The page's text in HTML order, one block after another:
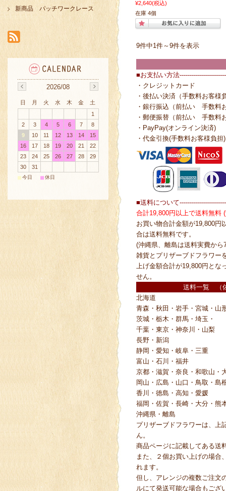
¥2,640(税込)
在庫 4個
9件中1件～9件を表示
■お支払い方法
・クレジットカード
・後払い決済（手数料お客様
・銀行振込（前払い 手数料
・郵便振替（前払い 手数料
・PayPay(オンライン決済)
・代金引換(手数料お客様負担)
■送料について
合計19,800円以上で送料無料
お買い物合計金額が19,800円
合は送料無料です。
(沖縄県、離島は送料実費から
雑貨とプリザーブドフラワー
上げ金額合計が19,800円とな
せん。
送料一覧 （
北海道
青森・秋田・岩手・宮城・山
茨城・栃木・群馬・埼玉・
千葉・東京・神奈川・山梨
長野・新潟
静岡・愛知・岐阜・三重
富山・石川・福井
京都・滋賀・奈良・和歌山・
岡山・広島・山口・鳥取・島
香川・徳島・高知・愛媛
福岡・佐賀・長崎・大分・熊
沖縄県・離島
プリザーブドフラワーは、上
ん。
商品ページに記載してある送
また、２個お買い上げの場合
れます。
但し、アレンジの複数ご注文
ルにて発送可能な場合もござ
新商品 パッチワークレース
2026/08
日 月 火 水 木 金
土
1
2
3 4 5 6 7
8
9
10 11 12 13 14
15
16
17 18 19 20 21
22
23
24 25 26 27 28
29
30
31
■今日 ■休日